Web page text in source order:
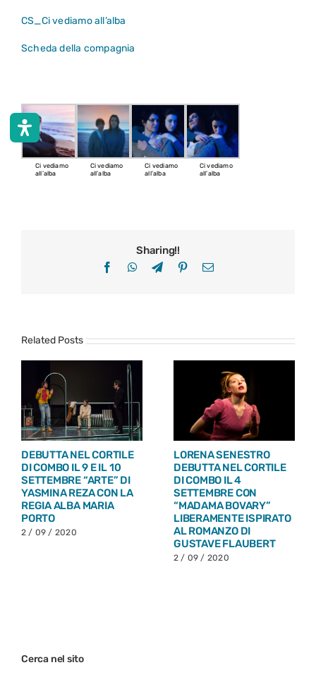
CS_Ci vediamo all’alba
Scheda della compagnia
Ci vediamo
all’alba
Ci vediamo
all’alba
Ci vediamo
all’alba
Ci vediamo
all’alba
Sharing!!
FacebookWhatsApp
TelegramPinterestEmail
Related Posts
DEBUTTA NEL CORTILE
DI COMBO IL 9 E IL 10
SETTEMBRE “ARTE” DI
YASMINA REZA CON LA
REGIA ALBA MARIA
PORTO
2 / 09 / 2020
LORENA SENESTRO
DEBUTTA NEL CORTILE
DI COMBO IL 4
SETTEMBRE CON
“MADAMA BOVARY”
LIBERAMENTE ISPIRATO
AL ROMANZO DI
GUSTAVE FLAUBERT
2 / 09 / 2020
Cerca nel sito